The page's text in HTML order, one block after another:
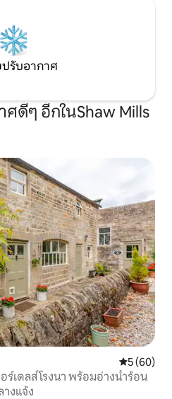
ปรับอากาศ
ดีๆ อีกในShaw Mills
คะแนนเฉลี่
5 (60)
ดลส์ โรงนา พร้อมอ่างน้ำร้อน
งแจ้ง